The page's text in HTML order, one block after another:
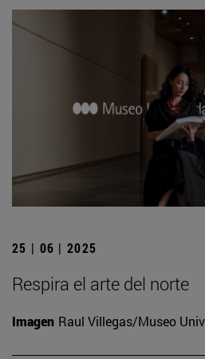
25 | 06 | 2025
Respira el arte del norte
Imagen Raul Villegas/Museo